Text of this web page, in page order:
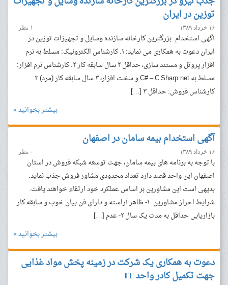
توزین در ایران
۱۶ خرداد ۱۳۸۹ ۱ نظر
آگهی استخدام: بزرگترین کارخانه سازنده وسایل و تجهیزات توزین در
ایران دعوت به همکاری می نماید: ۱. کارشناس الکترونیک: مسلط به نرم
افزار پروتل و مستند سازی، حداقل ۲ سال سابقه کار ۲. کارشناس نرم افزار:
مسلط به C# – C Sharp.net و سخت افزار، ۳ سال سابقه کار (مرد) ۳.
کارشناس فروش: حداقل ۳ […]
بیشتر بخوانید »
آگهی استخدام بیمه سامان در اصفهان
۱۶ خرداد ۱۳۸۹ ۰ نظر
با توجه به برنامه های بیمه سامان، جهت توسعه شبکه فروش در استان
اصفهان این واحد قصد دارد تعداد محدودی مشاور فروش جذب نماید.
بدیهی است این مشاورین بر اساس عملکرد خود ارتقاء خواهند یافت.
شرایط احراز مشاورین: ۱- ظاهر آراسته و دارای فن بیان خوب و سابقه کار
بازاریابی حداقل به مدت یک سال ۲- عدم […]
بیشتر بخوانید »
دعوت به همکاری یک شرکت در زمینه پخش مواد غذایی
جهت تکمیل کادر واحد IT